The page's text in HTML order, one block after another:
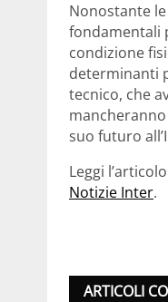
Nonostante
fondamentali
condizione
determinanti
tecnico, che
suo futuro
Leggi
Notizie Inter.
ARTICOLI